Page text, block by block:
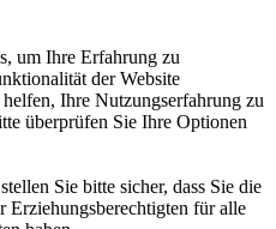
um Ihre Erfahrung zu
der Website
Ihre Nutzungserfahrung zu
überprüfen Sie Ihre Optionen
Sie bitte sicher, dass Sie die
Erziehungsberechtigten für alle